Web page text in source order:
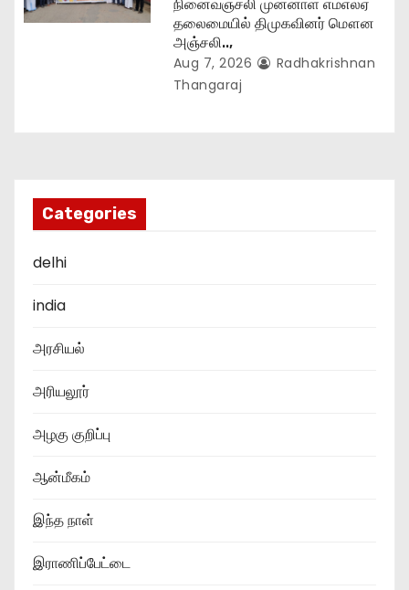
நினைவஞ்சலி முன்னாள் எம்எல்ஏ
தலைமையில் திமுகவினர் மௌன
அஞ்சலி..,
Aug 7, 2026
Radhakrishnan
Thangaraj
Categories
delhi
india
அரசியல்
அரியலூர்
அழகு குறிப்பு
ஆன்மீகம்
இந்த நாள்
இராணிப்பேட்டை